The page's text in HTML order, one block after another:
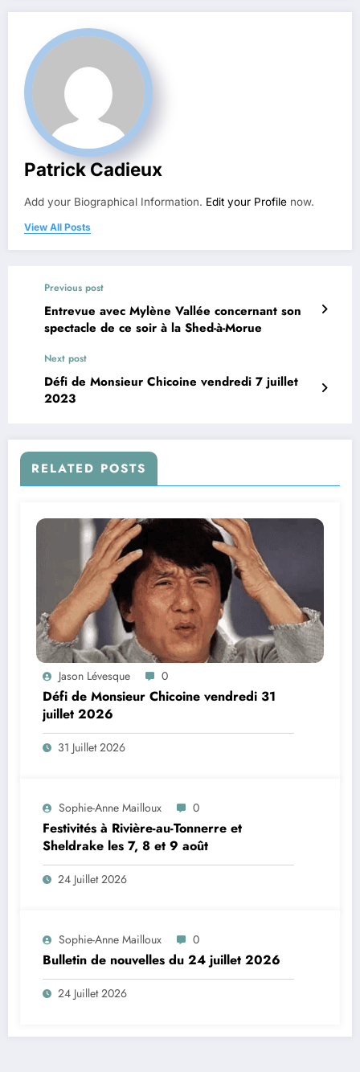
Patrick Cadieux
Add your Biographical Information. Edit your Profile now.
View All Posts
Previous post
Entrevue avec Mylène Vallée concernant son
spectacle de ce soir à la Shed-à-Morue
Next post
Défi de Monsieur Chicoine vendredi 7 juillet
2023
RELATED POSTS
Jason Lévesque 0
Défi de Monsieur Chicoine vendredi 31
juillet 2026
31 Juillet 2026
Sophie-Anne Mailloux 0
Festivités à Rivière-au-Tonnerre et
Sheldrake les 7, 8 et 9 août
24 Juillet 2026
Sophie-Anne Mailloux 0
Bulletin de nouvelles du 24 juillet 2026
24 Juillet 2026